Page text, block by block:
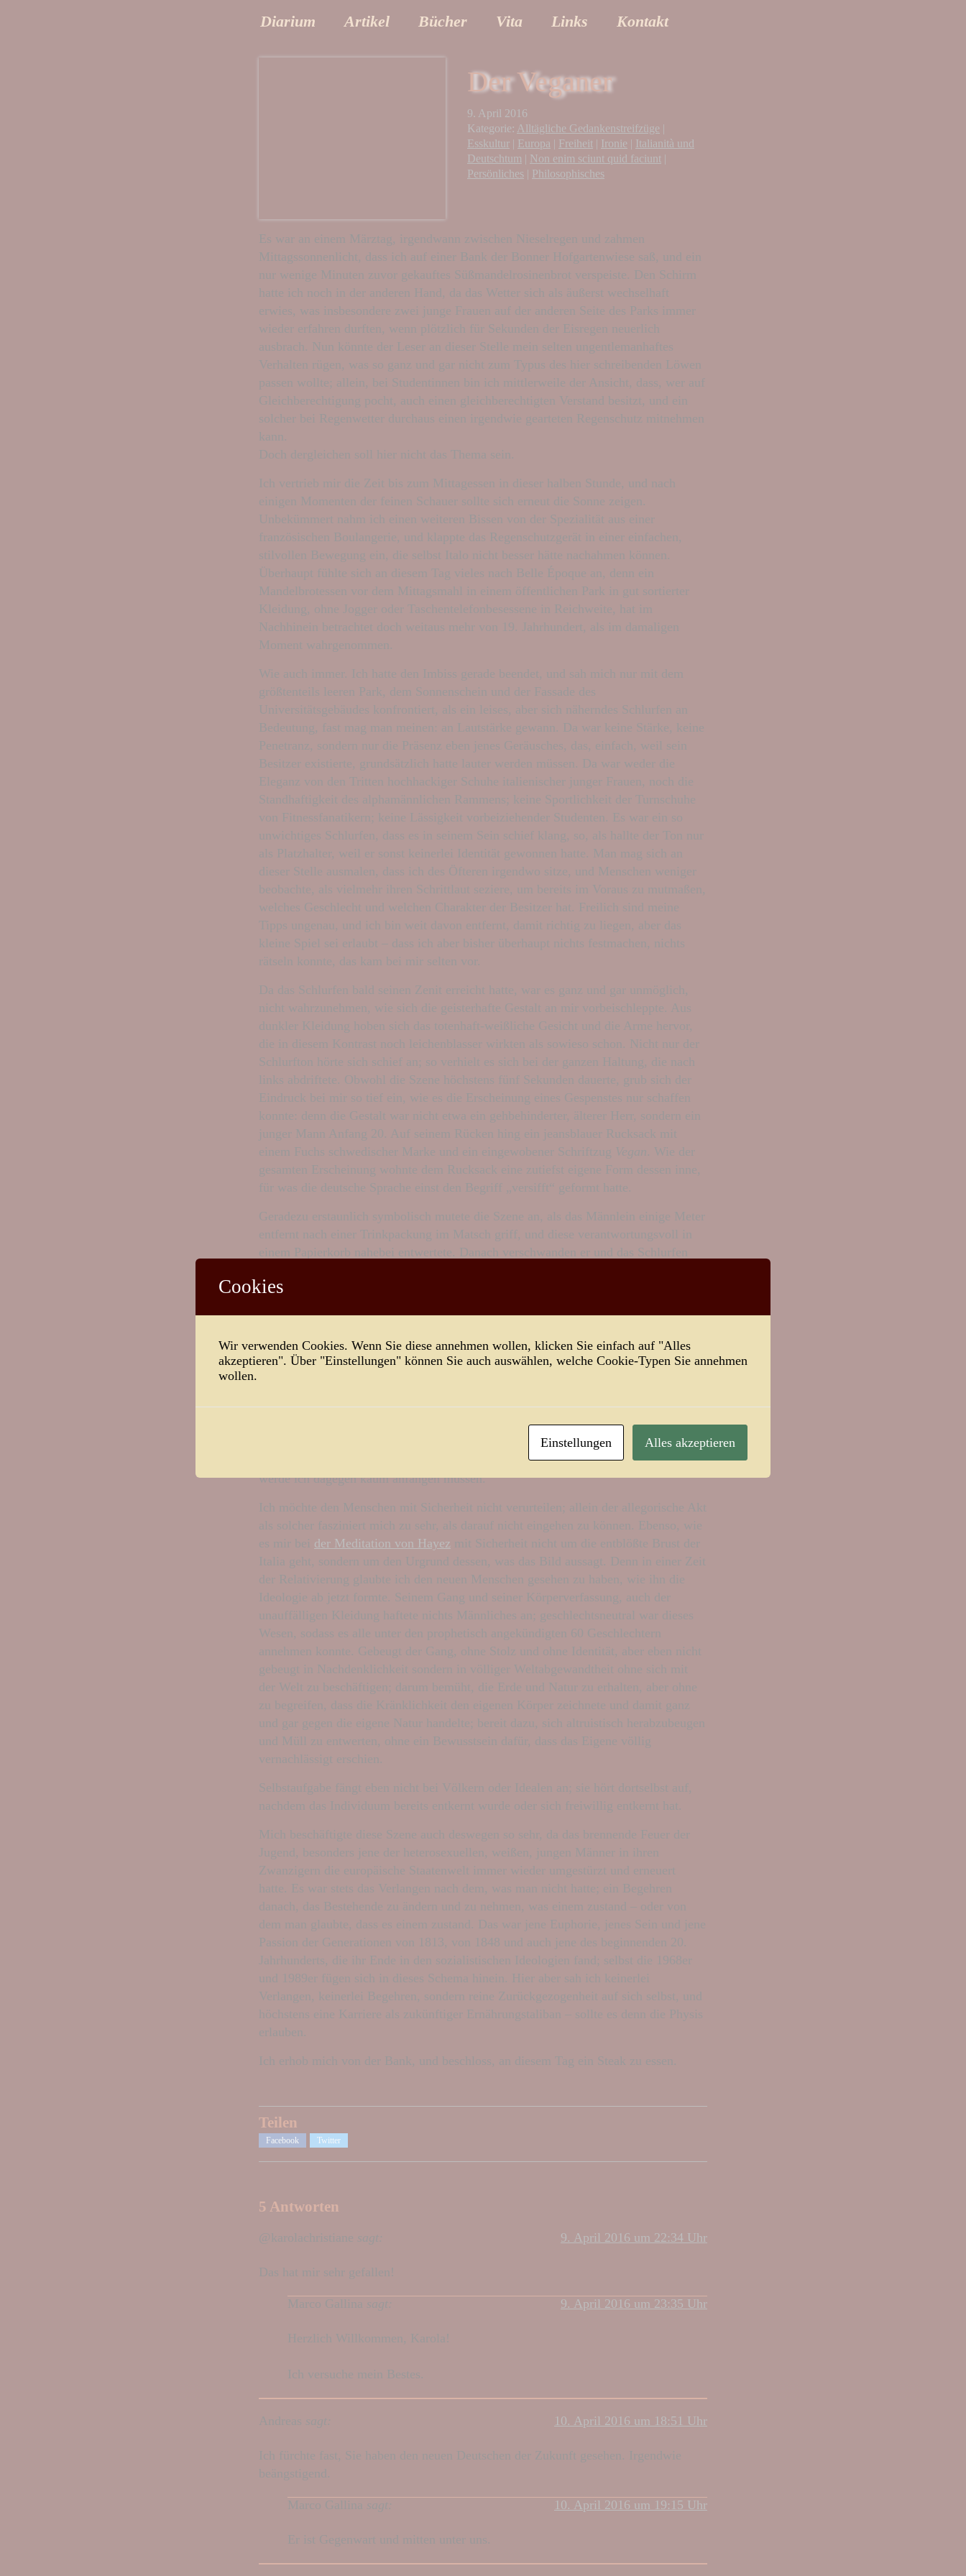
Diarium Artikel Bücher Vita Links Kontakt
Der Veganer
9. April 2016
Kategorie: Alltägliche Gedankenstreifzüge |
Esskultur | Europa | Freiheit | Ironie | Italianità und
Deutschtum | Non enim sciunt quid faciunt |
Persönliches | Philosophisches
Es war an einem Märztag, irgendwann zwischen Nieselregen und zahmen
Mittagssonnenlicht, dass ich auf einer Bank der Bonner Hofgartenwiese saß, und ein
nur wenige Minuten zuvor gekauftes Süßmandelrosinenbrot verspeiste. Den Schirm
hatte ich noch in der anderen Hand, da das Wetter sich als äußerst wechselhaft
erwies, was insbesondere zwei junge Frauen auf der anderen Seite des Parks immer
wieder erfahren durften, wenn plötzlich für Sekunden der Eisregen neuerlich
ausbrach. Nun könnte der Leser an dieser Stelle mein selten ungentlemanhaftes
Verhalten rügen, was so ganz und gar nicht zum Typus des hier schreibenden Löwen
passen wollte; allein, bei Studentinnen bin ich mittlerweile der Ansicht, dass, wer auf
Gleichberechtigung pocht, auch einen gleichberechtigten Verstand besitzt, und ein
solcher bei Regenwetter durchaus einen irgendwie gearteten Regenschutz mitnehmen
kann.
Doch dergleichen soll hier nicht das Thema sein.
Ich vertrieb mir die Zeit bis zum Mittagessen in dieser halben Stunde, und nach
einigen Momenten der feinen Schauer sollte sich erneut die Sonne zeigen.
Unbekümmert nahm ich einen weiteren Bissen von der Spezialität aus einer
französischen Boulangerie, und klappte das Regenschutzgerät in einer einfachen,
stilvollen Bewegung ein, die selbst Italo nicht besser hätte nachahmen können.
Überhaupt fühlte sich an diesem Tag vieles nach Belle Époque an, denn ein
Mandelbrotessen vor dem Mittagsmahl in einem öffentlichen Park in gut sortierter
Kleidung, ohne Jogger oder Taschentelefonbesessene in Reichweite, hat im
Nachhinein betrachtet doch weitaus mehr von 19. Jahrhundert, als im damaligen
Moment wahrgenommen.
Wie auch immer. Ich hatte den Imbiss gerade beendet, und sah mich nur mit dem
größtenteils leeren Park, dem Sonnenschein und der Fassade des
Universitätsgebäudes konfrontiert, als ein leises, aber sich näherndes Schlurfen an
Bedeutung, fast mag man meinen: an Lautstärke gewann. Da war keine Stärke, keine
Penetranz, sondern nur die Präsenz eben jenes Geräusches, das, einfach, weil sein
Besitzer existierte, grundsätzlich hatte lauter werden müssen. Da war weder die
Eleganz von den Tritten hochhackiger Schuhe italienischer junger Frauen, noch die
Standhaftigkeit des alphamännlichen Rammens; keine Sportlichkeit der Turnschuhe
von Fitnessfanatikern; keine Lässigkeit vorbeiziehender Studenten. Es war ein so
unwichtiges Schlurfen, dass es in seinem Sein schief klang, so, als hallte der Ton nur
als Platzhalter, weil er sonst keinerlei Identität gewonnen hatte. Man mag sich an
dieser Stelle ausmalen, dass ich des Öfteren irgendwo sitze, und Menschen weniger
beobachte, als vielmehr ihren Schrittlaut seziere, um bereits im Voraus zu mutmaßen,
welches Geschlecht und welchen Charakter der Besitzer hat. Freilich sind meine
Tipps ungenau, und ich bin weit davon entfernt, damit richtig zu liegen, aber das
kleine Spiel sei erlaubt – dass ich aber bisher überhaupt nichts festmachen, nichts
rätseln konnte, das kam bei mir selten vor.
Da das Schlurfen bald seinen Zenit erreicht hatte, war es ganz und gar unmöglich,
nicht wahrzunehmen, wie sich die geisterhafte Gestalt an mir vorbeischleppte. Aus
dunkler Kleidung hoben sich das totenhaft-weißliche Gesicht und die Arme hervor,
die in diesem Kontrast noch leichenblasser wirkten als sowieso schon. Nicht nur der
Schlurfton hörte sich schief an; so verhielt es sich bei der ganzen Haltung, die nach
links abdriftete. Obwohl die Szene höchstens fünf Sekunden dauerte, grub sich der
Eindruck bei mir so tief ein, wie es die Erscheinung eines Gespenstes nur schaffen
konnte: denn die Gestalt war nicht etwa ein gehbehinderter, älterer Herr, sondern ein
junger Mann Anfang 20. Auf seinem Rücken hing ein jeansblauer Rucksack mit
einem Fuchs schwedischer Marke und ein eingewobener Schriftzug Vegan. Wie der
gesamten Erscheinung wohnte dem Rucksack eine zutiefst eigene Form dessen inne,
für was die deutsche Sprache einst den Begriff „versifft“ geformt hatte.
Geradezu erstaunlich symbolisch mutete die Szene an, als das Männlein einige Meter
entfernt nach einer Trinkpackung im Matsch griff, und diese verantwortungsvoll in
einem Papierkorb nahebei entwertete. Danach verschwanden er und das Schlurfen
Symbolismus, Ästhetizismus und der Dekadenz spielt – diese Gedächtnisstütze hier
mich in einer fleischgewordenen Allegorie der Gegensätze glaubte, mit mir und dem
jungen Unbekannten als Antipoden. Nun bin ich in physischer Hinsicht mit
Andererseits ist es ab einer gewissen Körpergröße auch nahezu unumgänglich, dass
die Statur eher dünner wird. Auch will ich sicherlich nicht von Hautproblemen
beginnen – allein, wenn ich in den Spiegel schaue, kann ich doch sehr wohl zwischen
gesundem Teint und kränklichen unterscheiden. Von der geistigen Gegensätzlichkeit
werde ich dagegen kaum anfangen müssen.
Ich möchte den Menschen mit Sicherheit nicht verurteilen; allein der allegorische Akt
als solcher fasziniert mich zu sehr, als darauf nicht eingehen zu können. Ebenso, wie
es mir bei der Meditation von Hayez mit Sicherheit nicht um die entblößte Brust der
Italia geht, sondern um den Urgrund dessen, was das Bild aussagt. Denn in einer Zeit
der Relativierung glaubte ich den neuen Menschen gesehen zu haben, wie ihn die
Ideologie ab jetzt formte. Seinem Gang und seiner Körperverfassung, auch der
unauffälligen Kleidung haftete nichts Männliches an; geschlechtsneutral war dieses
Wesen, sodass es alle unter den prophetisch angekündigten 60 Geschlechtern
annehmen konnte. Gebeugt der Gang, ohne Stolz und ohne Identität, aber eben nicht
gebeugt in Nachdenklichkeit sondern in völliger Weltabgewandtheit ohne sich mit
der Welt zu beschäftigen; darum bemüht, die Erde und Natur zu erhalten, aber ohne
zu begreifen, dass die Kränklichkeit den eigenen Körper zeichnete und damit ganz
und gar gegen die eigene Natur handelte; bereit dazu, sich altruistisch herabzubeugen
und Müll zu entwerten, ohne ein Bewusstsein dafür, dass das Eigene völlig
vernachlässigt erschien.
Selbstaufgabe fängt eben nicht bei Völkern oder Idealen an; sie hört dortselbst auf,
nachdem das Individuum bereits entkernt wurde oder sich freiwillig entkernt hat.
Mich beschäftigte diese Szene auch deswegen so sehr, da das brennende Feuer der
Jugend, besonders jene der heterosexuellen, weißen, jungen Männer in ihren
Zwanzigern die europäische Staatenwelt immer wieder umgestürzt und erneuert
hatte. Es war stets das Verlangen nach dem, was man nicht hatte; ein Begehren
danach, das Bestehende zu ändern und zu nehmen, was einem zustand – oder von
dem man glaubte, dass es einem zustand. Das war jene Euphorie, jenes Sein und jene
Passion der Generationen von 1813, von 1848 und auch jene des beginnenden 20.
Jahrhunderts, die ihr Ende in den sozialistischen Ideologien fand; selbst die 1968er
und 1989er fügen sich in dieses Schema hinein. Hier aber sah ich keinerlei
Verlangen, keinerlei Begehren, sondern reine Zurückgezogenheit auf sich selbst, und
höchstens eine Karriere als zukünftiger Ernährungstaliban – sollte es denn die Physis
erlauben.
Ich erhob mich von der Bank, und beschloss, an diesem Tag ein Steak zu essen.
Teilen
Facebook Twitter
5 Antworten
@karolachristiane sagt: 9. April 2016 um 22:34 Uhr
Das hat mir sehr gefallen!
Marco Gallina sagt: 9. April 2016 um 23:35 Uhr
Herzlich Willkommen, Karola!
Ich versuche mein Bestes.
Andreas sagt: 10. April 2016 um 18:51 Uhr
Ich fürchte fast, Sie haben den neuen Deutschen der Zukunft gesehen. Irgendwie
beängstigend.
Marco Gallina sagt: 10. April 2016 um 19:15 Uhr
Er ist Gegenwart und mitten unter uns.
Cookies
Wir verwenden Cookies. Wenn Sie diese annehmen wollen, klicken Sie einfach auf "Alles
akzeptieren". Über "Einstellungen" können Sie auch auswählen, welche Cookie-Typen Sie annehmen
wollen.
Einstellungen Alles akzeptieren